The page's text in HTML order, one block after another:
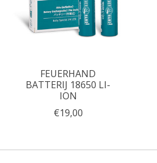
FEUERHAND
BATTERIJ 18650 LI-
ION
€19,00